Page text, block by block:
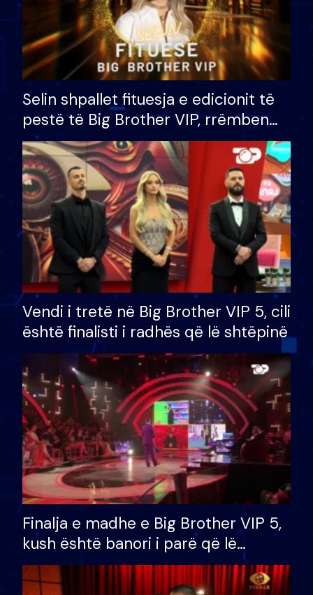
Selin shpallet fituesja e edicionit të
pestë të Big Brother VIP, rrëmben
çmimin e madh prej 100 mijë eurosh
Vendi i tretë në Big Brother VIP 5, cili
është finalisti i radhës që lë shtëpinë
Finalja e madhe e Big Brother VIP 5,
kush është banori i parë që lë
shtëpinë dhe humb mundësinë për
të fituar çmimin e madh